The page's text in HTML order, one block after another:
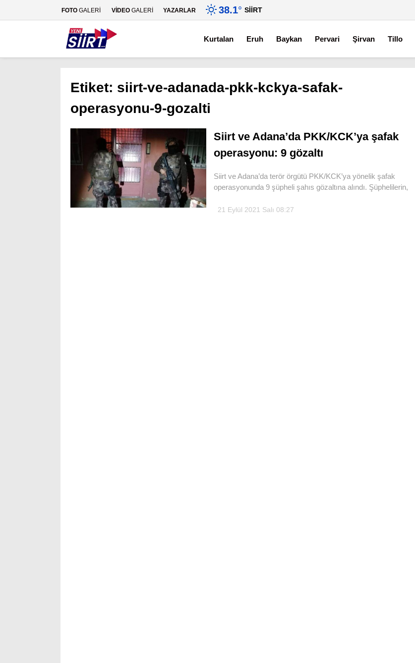
FOTO GALERİ VİDEO GALERİ YAZARLAR 38.1° SIIRT
Kurtalan Eruh Baykan Pervari Şirvan Tillo
Etiket: siirt-ve-adanada-pkk-kckya-safak-
operasyonu-9-gozalti
Siirt ve Adana’da PKK/KCK’ya şafak
operasyonu: 9 gözaltı
Siirt ve Adana’da terör örgütü PKK/KCK’ya yönelik şafak
operasyonunda 9 şüpheli şahıs gözaltına alındı. Şüphelilerin,
21 Eylül 2021 Salı 08:27